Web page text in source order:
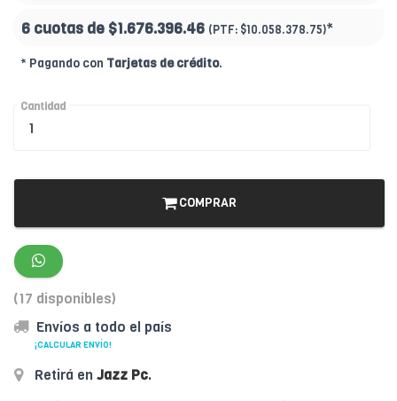
6 cuotas de $1.676.396.46 (PTF: $10.058.378.75)*
* Pagando con Tarjetas de crédito.
Cantidad
COMPRAR
(17 disponibles)
Envíos a todo el país
¡CALCULAR ENVÍO!
Retirá en Jazz Pc.